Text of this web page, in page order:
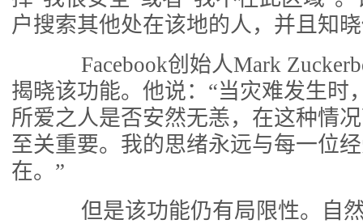
户搜索其他处在该地的人，并且知
Facebook创始人Mark
揭晓该功能。他说：“当灾难发生时
所爱之人是否安然无恙，在这种情
至关重要。我的思绪永远与每一位
在。”
但是该功能仍有局限性。自然